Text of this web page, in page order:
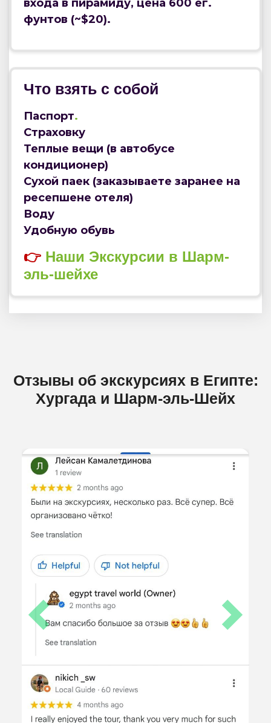
входа в пирамиду, цена 600 ег.
фунтов (~$20).
Что взять с собой
Паспорт.
Страховку
Теплые вещи (в автобусе
кондиционер)
Сухой паек (заказываете заранее на
ресепшене отеля)
Воду
Удобную обувь
👉 Наши Экскурсии в Шарм-
эль-шейхе
Отзывы об экскурсиях в Египте:
Хургада и Шарм-эль-Шейх
Previous Next